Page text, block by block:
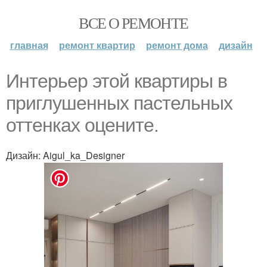
ВСЕ О РЕМОНТЕ
главная ремонт квартир ремонт дома дизайн
Интерьер этой квартиры в
приглушенных пастельных
оттенках оцените.
Дизайн: Aigul_ka_Designer